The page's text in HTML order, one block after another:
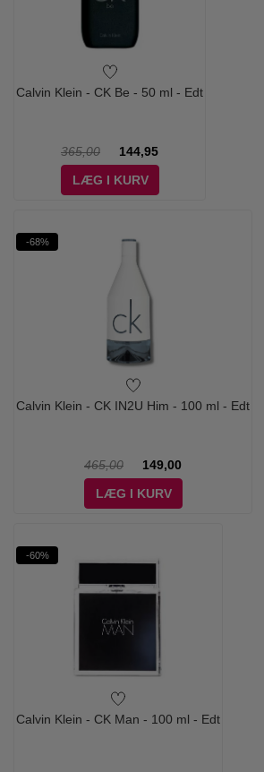
Calvin Klein - CK Be - 50 ml - Edt
365,00
144,95
LÆG I KURV
-68%
Calvin Klein - CK IN2U Him - 100 ml - Edt
465,00
149,00
LÆG I KURV
-60%
Calvin Klein - CK Man - 100 ml - Edt